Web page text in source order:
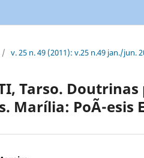
/ v. 25 n. 49 (2011): v.25 n.49 jan./jun.
Tarso.
Marília: PoÃ¯esis